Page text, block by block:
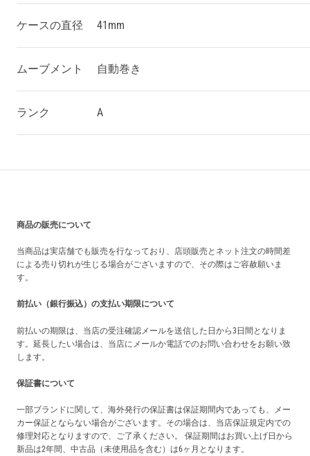
ケースの直径 41mm
ムーブメント 自動巻き
ランク A
商品の販売について
当商品は実店舗でも販売を行なっており、店頭販売とネット注文の時間差
による売り切れが生じる場合がございますので、その際はご容赦願いま
す。
前払い（銀行振込）の支払い期限について
前払いの期限は、当店の受注確認メールを送信した日から3日間となりま
す。延長したい場合は、当店にメールか電話でのお問い合わせをお願い致
します。
保証書について
一部ブランドに関して、海外発行の保証書は保証期間内であっても、メー
カー保証とならない場合がございます。その場合は、当店保証規定内での
修理対応となりますので、ご了承ください。 保証期間はお買い上げ日から
新品は2年間、中古品（未使用品を含む）は6ヶ月となります。